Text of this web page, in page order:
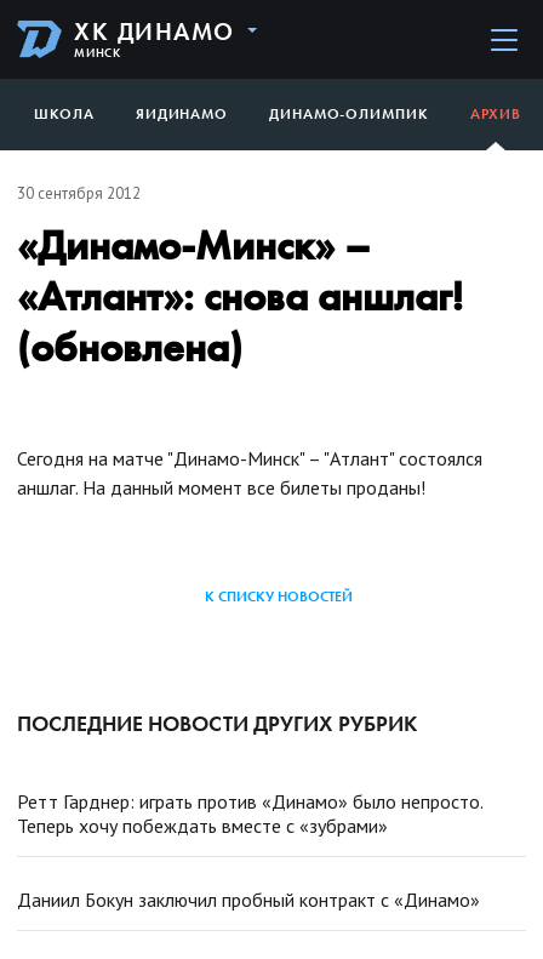
ХК ДИНАМО
МИНСК
ШКОЛА ЯИДИНАМО ДИНАМО-ОЛИМПИК АРХИВ
30 сентября 2012
«Динамо-Минск» –
«Атлант»: снова аншлаг!
(обновлена)
Сегодня на матче "Динамо-Минск" – "Атлант" состоялся
аншлаг. На данный момент все билеты проданы!
К СПИСКУ НОВОСТЕЙ
ПОСЛЕДНИЕ НОВОСТИ ДРУГИХ РУБРИК
Ретт Гарднер: играть против «Динамо» было непросто.
Теперь хочу побеждать вместе с «зубрами»
Даниил Бокун заключил пробный контракт с «Динамо»